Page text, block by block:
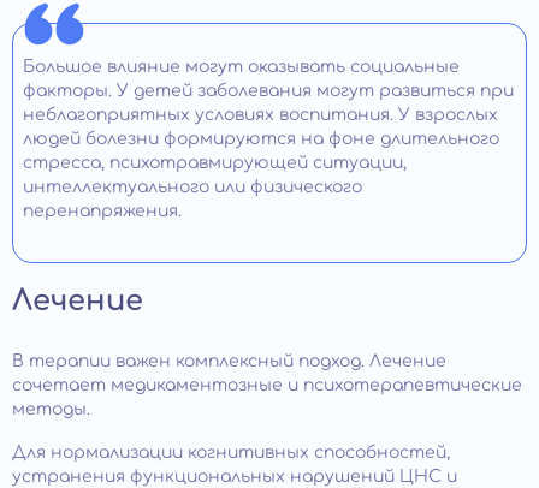
Большое влияние могут оказывать социальные
факторы. У детей заболевания могут развиться при
неблагоприятных условиях воспитания. У взрослых
людей болезни формируются на фоне длительного
стресса, психотравмирующей ситуации,
интеллектуального или физического
перенапряжения.
Лечение
В терапии важен комплексный подход. Лечение
сочетает медикаментозные и психотерапевтические
методы.
Для нормализации когнитивных способностей,
устранения функциональных нарушений ЦНС и